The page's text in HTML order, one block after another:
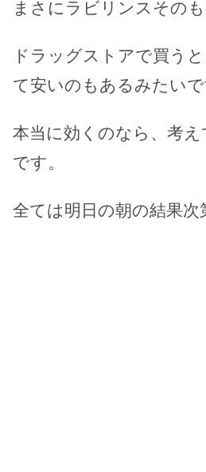
まさにラビリンスそのも
ドラッグストアで買う
て安いのもあるみたいで
本当に効くのなら、考
です。
全ては明日の朝の結果次